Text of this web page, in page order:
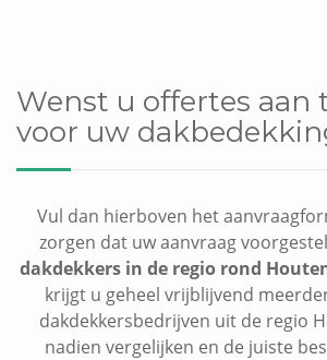
Wenst u offertes aan
voor uw
Vul dan hierboven het
zorgen dat uw aanvraag
dakdekkers in de regio rond
krijgt u geheel vrijblijvend
dakdekkersbedrijven uit de regio
nadien vergelijken en de juiste